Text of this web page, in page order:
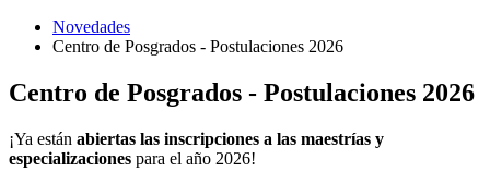
Novedades
Centro de Posgrados - Postulaciones 2026
Centro de Posgrados - Postulaciones 2026
¡Ya están abiertas las inscripciones a las maestrías y
especializaciones para el año 2026!